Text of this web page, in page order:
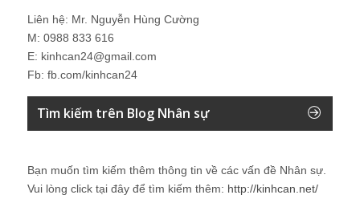
Liên hệ: Mr. Nguyễn Hùng Cường
M: 0988 833 616
E: kinhcan24@gmail.com
Fb: fb.com/kinhcan24
Tìm kiếm trên Blog Nhân sự
Bạn muốn tìm kiếm thêm thông tin về các vấn đề Nhân sự
Vui lòng click tại đây để tìm kiếm thêm: http://kinhcan.net/